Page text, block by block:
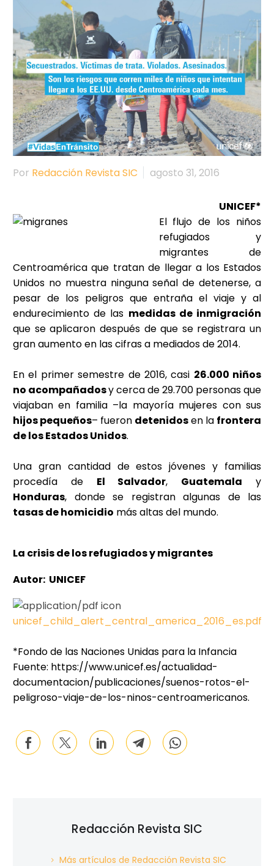
Por Redacción Revista SIC agosto 31, 2016
UNICEF*
El flujo de los niños
refugiados y
migrantes de
Centroamérica que tratan de llegar a los Estados
Unidos no muestra ninguna señal de detenerse, a
pesar de los peligros que entraña el viaje y al
endurecimiento de las medidas de inmigración
que se aplicaron después de que se registrara un
gran aumento en las cifras a mediados de 2014.
En el primer semestre de 2016, casi 26.000 niños
no acompañadosy cerca de 29.700 personas que
viajaban en familia –la mayoría mujeres con sus
hijos pequeños– fueron detenidosen la frontera
de los Estados Unidos.
Una gran cantidad de estos jóvenes y familias
procedía de El Salvador, Guatemala y
Honduras, donde se registran algunas de las
tasas de homicidio más altas del mundo.
La crisis de los refugiados y migrantes
Autor: UNICEF
unicef_child_alert_central_america_2016_es.pdf
*Fondo de las Naciones Unidas para la Infancia
Fuente: https://www.unicef.es/actualidad-
documentacion/publicaciones/suenos-rotos-el-
peligroso-viaje-de-los-ninos-centroamericanos.
Redacción Revista SIC
Más artículos de Redacción Revista SIC